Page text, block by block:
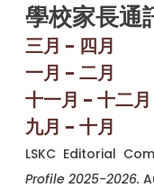
學校家長通
三月 - 四月
一月 - 二月
十一月 - 十二月
九月 - 十月
LSKC Editorial
Profile 2025-2026.